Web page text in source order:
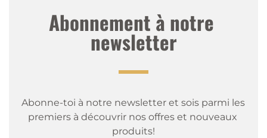
Abonnement à notre
newsletter
Abonne-toi à notre newsletter et sois parmi les
premiers à découvrir nos offres et nouveaux
produits!